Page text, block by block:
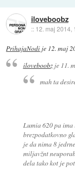
iloveboobz
:: 12. maj 2014,
PrihajaNodi je 12. maj
iloveboobzje 11.
mah ta
Lumia 620 pa
brezpodatkovno
je da nima 8
miljavžnt
dela tako kot je